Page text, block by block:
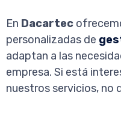
En Dacartec
personalizadas de
adaptan a las
empresa. Si está
nuestros servicios, no